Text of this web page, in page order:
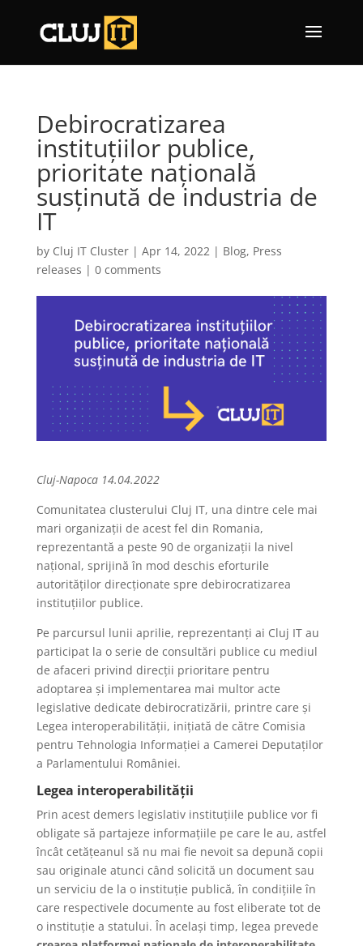
Debirocratizarea
instituțiilor publice,
prioritate națională
susținută de industria de
IT
by Cluj IT Cluster| Apr 14, 2022| Blog, Press
releases | 0 comments
Cluj-Napoca 14.04.2022
Comunitatea clusterului Cluj IT, una dintre cele mai
mari organizații de acest fel din Romania,
reprezentantă a peste 90 de organizații la nivel
național, sprijină în mod deschis eforturile
autorităților direcționate spre debirocratizarea
instituțiilor publice.
Pe parcursul lunii aprilie, reprezentanți ai Cluj IT au
participat la o serie de consultări publice cu mediul
de afaceri privind direcții prioritare pentru
adoptarea și implementarea mai multor acte
legislative dedicate debirocratizării, printre care și
Legea interoperabilității, inițiată de către Comisia
pentru Tehnologia Informației a Camerei Deputaților
a Parlamentului României.
Legea interoperabilității
Prin acest demers legislativ instituțiile publice vor fi
obligate să partajeze informațiile pe care le au, astfel
încât cetățeanul să nu mai fie nevoit sa depună copii
sau originale atunci când solicită un document sau
un serviciu de la o instituție publică, în condițiile în
care respectivele documente au fost eliberate tot de
o instituție a statului. În același timp, legea prevede